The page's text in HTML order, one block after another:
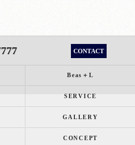
CONTACT
Beas＋L
SERVICE
GALLERY
CONCEPT